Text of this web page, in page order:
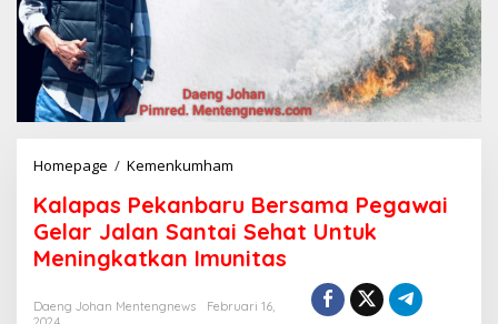
Homepage / Kemenkumham
l
a
p
a
P
Kalapas Pekanbaru Bersama Pegawai
Gelar Jalan Santai Sehat Untuk
Meningkatkan Imunitas
Daeng Johan Mentengnews
Februari 16,